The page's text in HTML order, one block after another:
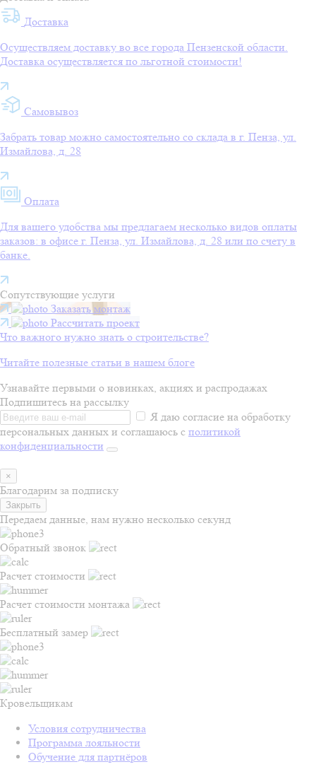
Доставка
Осуществляем доставку во все города Пензенской области.
Доставка осуществляется по льготной стоимости!
Самовывоз
Забрать товар можно самостоятельно со склада в г. Пенза, ул.
Измайлова, д. 28
Оплата
Для вашего удобства мы предлагаем несколько видов оплаты
заказов: в офисе г. Пенза, ул. Измайлова, д. 28 или по счету в
банке.
Сопутствующие услуги
Заказать монтаж
Рассчитать проект
Что важного нужно знать о строительстве?
Читайте полезные статьи в нашем блоге
Узнавайте первыми о новинках, акциях и распродажах
Подпишитесь на рассылку
Я даю согласие на обработку
персональных данных и соглашаюсь с политикой
конфиденциальности
×
Благодарим за подписку
Закрыть
Передаем данные, нам нужно несколько секунд
Обратный звонок
Расчет стоимости
Расчет стоимости монтажа
Бесплатный замер
Кровельщикам
Условия сотрудничества
Программа лояльности
Обучение для партнёров